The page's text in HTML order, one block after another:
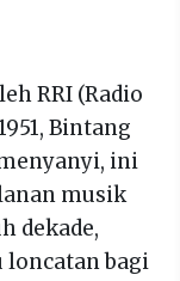
RRI (Radio
Bintang
ini
musik
dekade,
loncatan bagi